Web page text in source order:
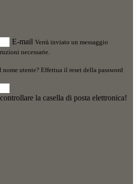
E-mail Verrà inviato un messaggio
necessarie.
utente? Effettua il reset della password
la casella di posta elettronica!